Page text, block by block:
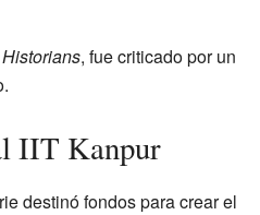
, fue criticado por un
IIT Kanpur
destinó fondos para crear el